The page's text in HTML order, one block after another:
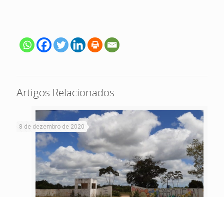
Artigos Relacionados
8 de dezembro de 2020